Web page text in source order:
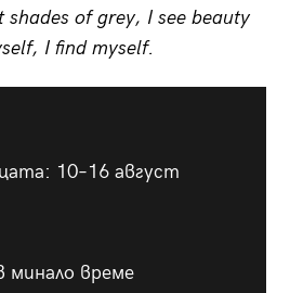
shades of grey, I see beauty
I find myself.
10–16 август
минало време